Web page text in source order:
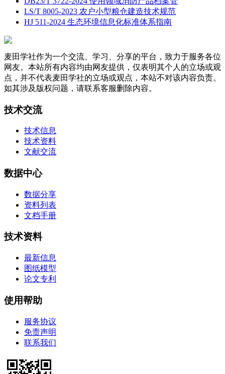
LS/T 8005-2023 农户小型粮仓建造技术规范
HJ 511-2024 生态环境信息化标准体系指南
麦田学社作为一个交流、学习、分享的平台，致力于服务各位
网友。本站所有内容均由网友提供，仅表明其个人的立场或观
点，并不代表麦田学社的立场或观点，本站不对该内容负责。
如其涉及版权问题，请联系客服删除内容。
技术交流
技术信息
技术资料
文献交流
数据中心
数据分享
资料列表
文档手册
技术资料
最新信息
图纸模型
论文专利
使用帮助
服务协议
免责声明
联系我们